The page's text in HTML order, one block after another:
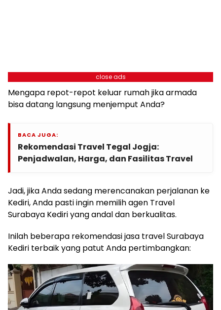
close ads
Mengapa repot-repot keluar rumah jika armada
bisa datang langsung menjemput Anda?
BACA JUGA:
Rekomendasi Travel Tegal Jogja:
Penjadwalan, Harga, dan Fasilitas Travel
Jadi, jika Anda sedang merencanakan perjalanan ke
Kediri, Anda pasti ingin memilih agen Travel
Surabaya Kediri yang andal dan berkualitas.
Inilah beberapa rekomendasi jasa travel Surabaya
Kediri terbaik yang patut Anda pertimbangkan: